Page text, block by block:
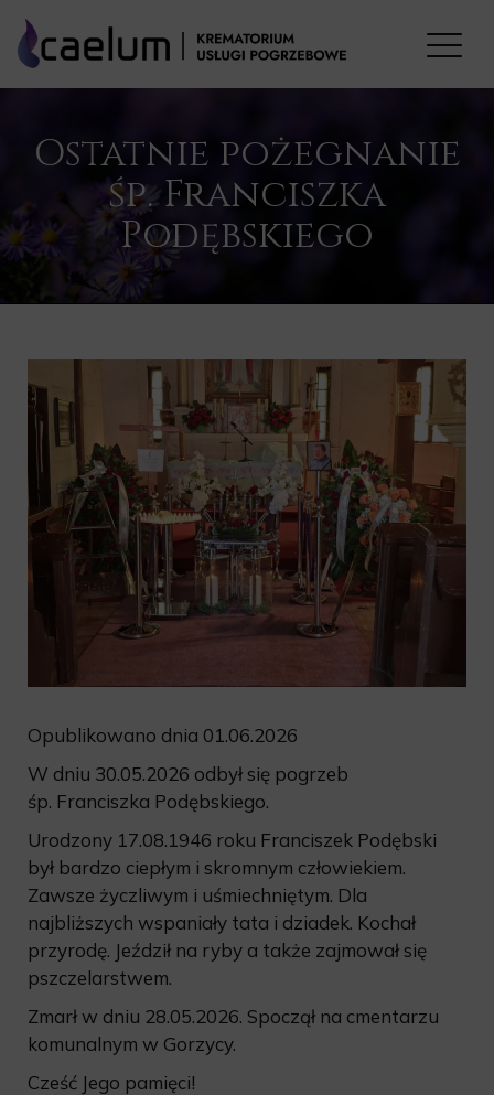
Ostatnie pożegnanie
śp. Franciszka
Podębskiego
Opublikowano dnia 01.06.2026
W dniu 30.05.2026 odbył się pogrzeb
śp. Franciszka Podębskiego.
Urodzony 17.08.1946 roku Franciszek Podębski
był bardzo ciepłym i skromnym człowiekiem.
Zawsze życzliwym i uśmiechniętym. Dla
najbliższych wspaniały tata i dziadek. Kochał
przyrodę. Jeździł na ryby a także zajmował się
pszczelarstwem.
Zmarł w dniu 28.05.2026. Spoczął na cmentarzu
komunalnym w Gorzycy.
Cześć Jego pamięci!